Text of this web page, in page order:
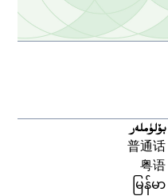
بۆلۈملەر
普通话
粤语
မြန်မာ